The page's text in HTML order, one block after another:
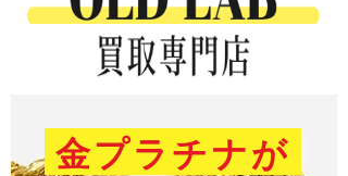
金プラチナが